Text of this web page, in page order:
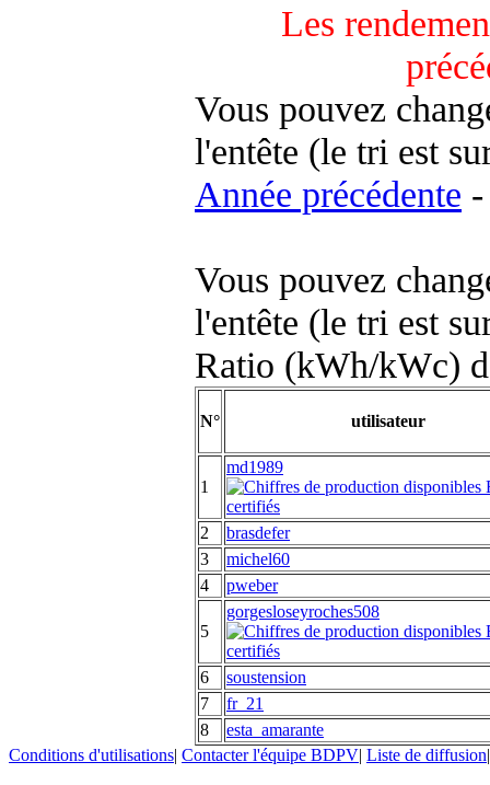
Les
Vous pouvez
l'entête (le tri est
Année précédente
Vous pouvez
l'entête (le tri est
Ratio (kWh/kWc)
N° utilisateur
1
md1989
2
brasdefer
3
michel60
4
pweber
5
gorgesloseyroches508
6
soustension
7
fr_21
8
esta_amarante
Conditions d'utilisations| Contacter l'équipe BDPV| Liste de diffusion